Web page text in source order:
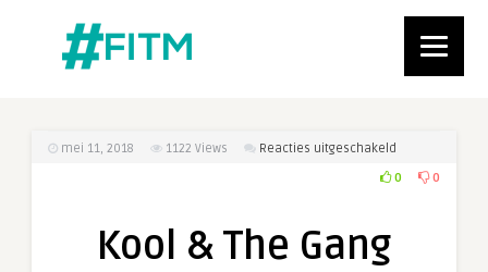
mei 11, 2018 1122 Views Reacties uitgeschakeld
Kool
0 0
Kool & The Gang